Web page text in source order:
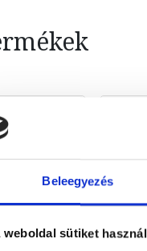
Beleegyezés
weboldal sütiket használ